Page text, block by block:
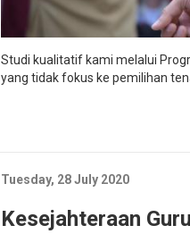
Studi kualitatif kami melalui
yang tidak fokus ke pemilihan
Tuesday, 28 July 2020
Kesejahteraan